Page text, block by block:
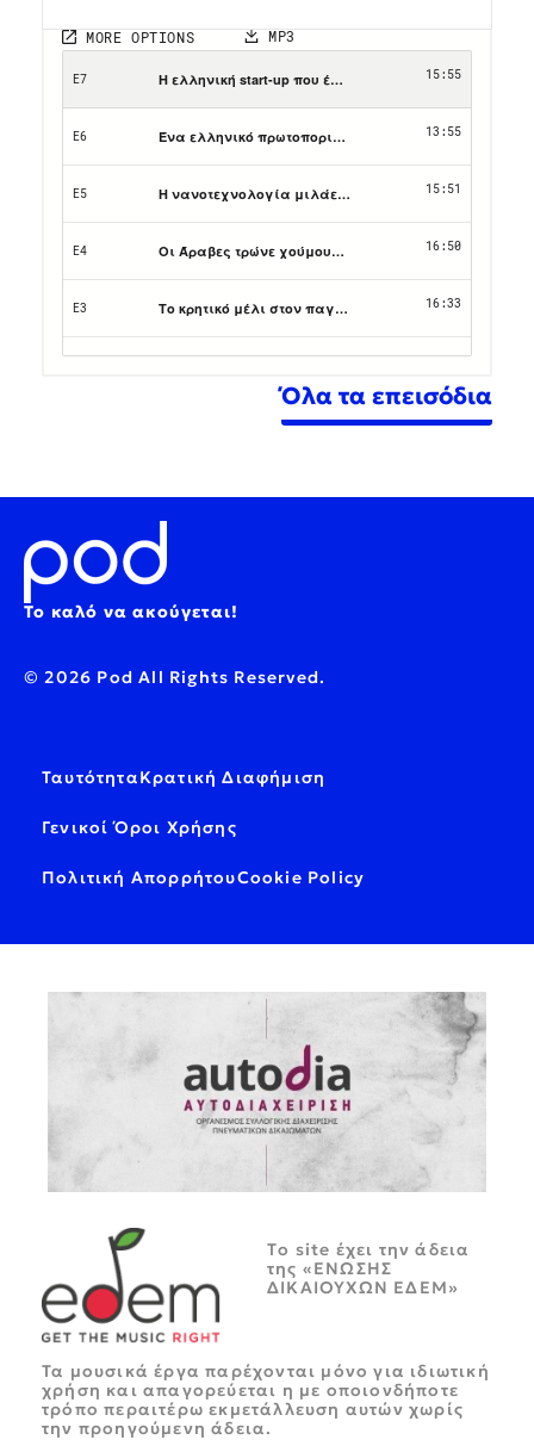
Όλα τα επεισόδια
Το καλό να ακούγεται!
© 2026 Pod All Rights Reserved.
ΤαυτότηταΚρατική Διαφήμιση
Γενικοί Όροι Χρήσης
Πολιτική ΑπορρήτουCookie Policy
Tο site έχει την άδεια
της «ΕΝΩΣΗΣ
ΔΙΚΑΙΟΥΧΩΝ ΕΔΕΜ»
Τα μουσικά έργα παρέχονται μόνο για ιδιωτική
χρήση και απαγορεύεται η με οποιονδήποτε
τρόπο περαιτέρω εκμετάλλευση αυτών χωρίς
την προηγούμενη άδεια.